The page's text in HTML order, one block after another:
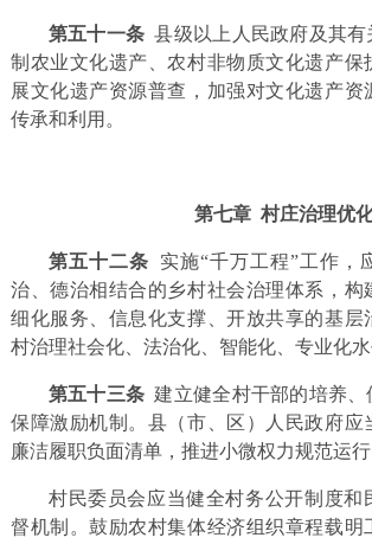
第五十一条县级以上人民政府及其
制农业文化遗产、农村非物质文化遗产保
展文化遗产资源普查，加强对文化遗产资
传承和利用。
第七章 村庄治理优
第五十二条
实施“千万工程”工作，
治、德治相结合的乡村社会治理体系，构
细化服务、信息化支撑、开放共享的基层
村治理社会化、法治化、智能化、专业化水
第五十三条建立健全村干部的培养
保障激励机制。县（市、区）人民政府应
廉洁履职负面清单，推进小微权力规范运行
村民委员会应当健全村务公开制度和
督机制。鼓励农村集体经济组织章程载明